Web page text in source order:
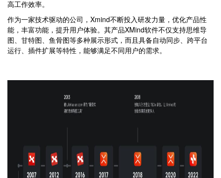
高工作效率。
作为一家技术驱动的公司，Xmind不断投入研发力量，优化产品性
能，丰富功能，提升用户体验。其产品XMind软件不仅支持思维导
图、甘特图、鱼骨图等多种展示形式，而且具备自动同步、跨平台
运行、插件扩展等特性，能够满足不同用户的需求。